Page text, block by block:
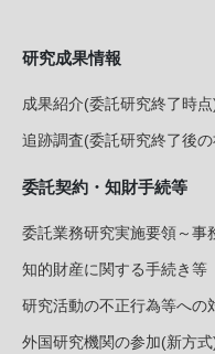
研究成果情報
成果紹介(委託研究終了時点
追跡調査(委託研究終了後
委託契約・知財手続等
委託業務研究実施要領～事
知的財産に関する手続き等
研究活動の不正行為等への
外国研究機関の参加(新方式